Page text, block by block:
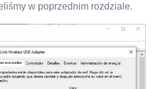
w poprzednim rozdziale.